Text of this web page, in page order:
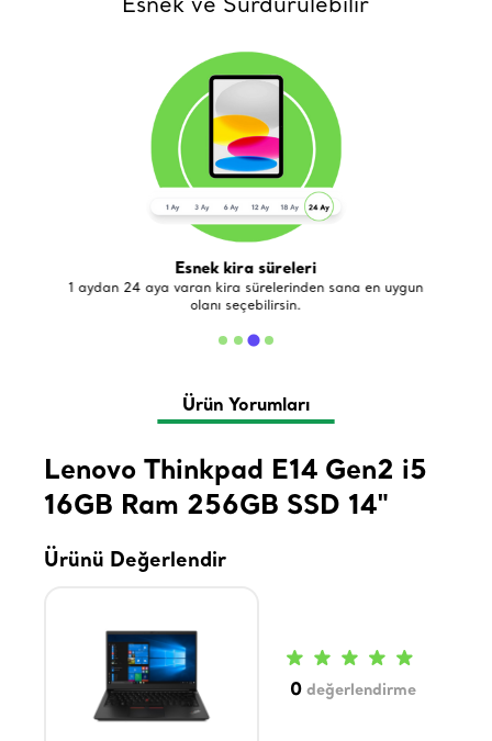
Esnek kira süreleri
1 aydan 24 aya varan kira sürelerinden sana en uygun
olanı seçebilirsin.
Ürün Yorumları
Lenovo Thinkpad E14 Gen2 i5
16GB Ram 256GB SSD 14"
Ürünü Değerlendir
0 değerlendirme